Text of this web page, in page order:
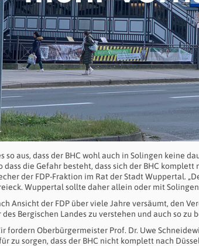
so aus, dass der BHC wohl auch in Solingen keine
dass die Gefahr besteht, dass sich der BHC
der FDP-Fraktion im Rat der Stadt Wuppertal.
Wuppertal sollte daher allein oder mit
Ansicht der FDP über viele Jahre versäumt, den
Bergischen Landes zu verstehen und auch so zu
fordern Oberbürgermeister Prof. Dr. Uwe
zu sorgen, dass der BHC nicht komplett nach